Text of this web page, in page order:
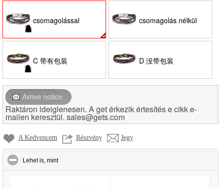
csomagolással csomagolás nélkül
C 带有包装 D 没带包装
Raktáron ideiglenesen. A get érkezik értesítés e cikk e-
mailen keresztül. sales@gets.com
A Kedvencem Részvény Jegy
Lehet is, mintclick to collapse contents